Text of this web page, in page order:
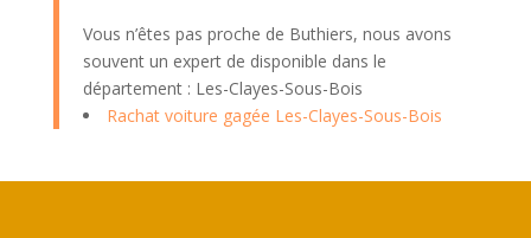
Vous n’êtes pas proche de Buthiers, nous avons
souvent un expert de disponible dans le
département : Les-Clayes-Sous-Bois
Rachat voiture gagée Les-Clayes-Sous-Bois